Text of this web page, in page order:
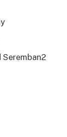
Seremban2